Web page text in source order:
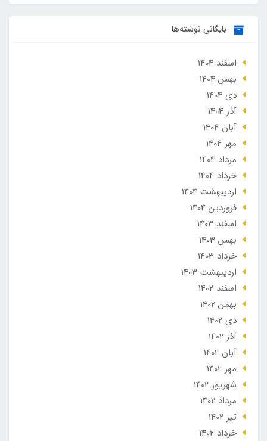
بایگانی نوشته‌ها
اسفند 1404
بهمن 1404
دی 1404
آذر 1404
آبان 1404
مهر 1404
مرداد 1404
خرداد 1404
ارديبهشت 1404
فروردین 1404
اسفند 1403
بهمن 1403
خرداد 1403
ارديبهشت 1403
اسفند 1402
بهمن 1402
دی 1402
آذر 1402
آبان 1402
مهر 1402
شهریور 1402
مرداد 1402
تير 1402
خرداد 1402